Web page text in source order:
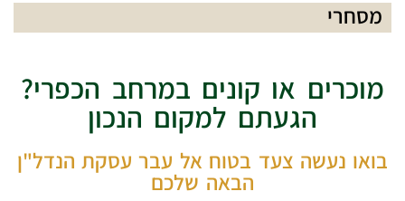
מסחרי
מוכרים או קונים במרחב הכפרי?
הגעתם למקום הנכון
בואו נעשה צעד בטוח אל עבר עסקת הנדל"ן
הבאה שלכם